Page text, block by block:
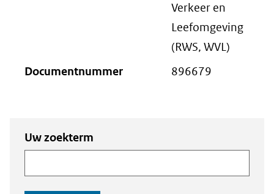
Verkeer en
Leefomgeving
(RWS, WVL)
Documentnummer
896679
Zoeken
naar
documenten
Zoeken naar
Uw zoekterm